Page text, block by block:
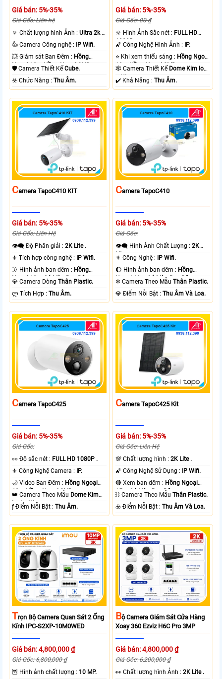
Giá bán: 5%-35%
Giá Gốc: Liên hệ
🔅 Chất lượng hình Ảnh :Ultra 2k +
.
👍 Camera Công nghệ :
IP Wifi.
💥 Giám sát Ban Đêm : Hồng
Ngoại 10m Hồng Ngoại SMD.
🛡 Camera Thiết KếCube.
️☣️ Chức Năng :Thu Âm.
Giá bán: 5%-35%
Giá Gốc: 00 ₫
🔆 Hình Ảnh Sắc nét : FULL HD
1080P .
🌠 Công Nghệ Hình Ảnh :
IP.
⭐ Khi xem thiếu sáng : Hồng Ngoại
10m Hồng Ngoại SMD.
🕸️ Camera Thiết Kế Dome Kim loại
+ Nhựa.
️✔️ Khả Năng :Thu Âm.
CAmera TapoC410 KIT
Giá bán: 5%-35%
Giá Gốc: Liên Hệ
👁️‍🗨 Độ Phân giải :2K Lite .
⚜️ Tích hợp công nghệ : IP Wifi.
🌛 Hình ảnh ban đêm : Hồng
Ngoại 10m Có Màu Ban Ðêm.
💎 Camera DòngThân Plastic.
️ლ Tích Hợp :Thu Âm.
CAmera TapoC410
Giá bán: 5%-35%
Giá Gốc:
👁️‍🗨 Hình Ành Chất Lượng :2K
Lite .
⚜️ Công Nghệ : IP Wifi.
🌔 Hình ảnh ban đêm : Hồng
Ngoại 10m Có Màu Ban Ðêm.
❄ Camera Theo MẫuThân Plastic.
️💎 Điểm Nỗi Bật :Thu Âm Và Loa.
CAmera TapoC425
Giá bán: 5%-35%
Giá Gốc:
️👀 Độ sắc nét : FULL HD 1080P .
⚜️ Công Nghệ Camera : IP.
🌙 Video Ban Đêm : Hồng Ngoại
10m Hồng Ngoại SMD.
👑 Camera Theo Mẫu Dome Kim
loại + Nhựa.
️ƒ Điểm Nỗi Bật :Thu Âm.
CAmera TapoC425 Kit
Giá bán: 5%-35%
Giá Gốc: Liên Hệ
💯 Chất lượng hình :2K Lite .
🌠 Công Nghệ Sử Dụng : IP Wifi.
🔴 Xem ban đêm : Hồng Ngoại
15m Có Màu Ban Ðêm.
⛓ Camera Theo MẫuThân Plastic.
️☣️ Điểm Nỗi Bật :Thu Âm Và Loa.
TRọn Bộ Camera Quan Sát 2 Ống
Kính IPC-S2XP-10M0WED
Giá bán: 4,800,000 ₫
Giá Gốc: 6,800,000 ₫
🦉 Hình ảnh chất lượng : 10 MP.
BỘ Camera Giám Sát Cửa Hàng
Xoay 360 Ezviz H6C Pro 3MP
Giá bán: 4,800,000 ₫
Giá Gốc: 6,200,000 ₫
️👀 Chất lượng hình Ảnh :2K Lite .